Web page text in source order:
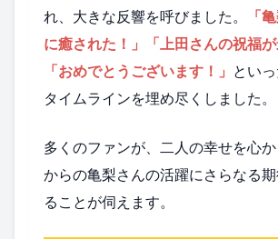
れ、大きな反響を呼びました。
「
に癒された！」「上田さんの祝福が
「おめでとうございます！」 とい
タイムラインを埋め尽くしました。
多くのファンが、二人の幸せを心
からの亀梨さんの活躍にさらなる
ることが伺えます。